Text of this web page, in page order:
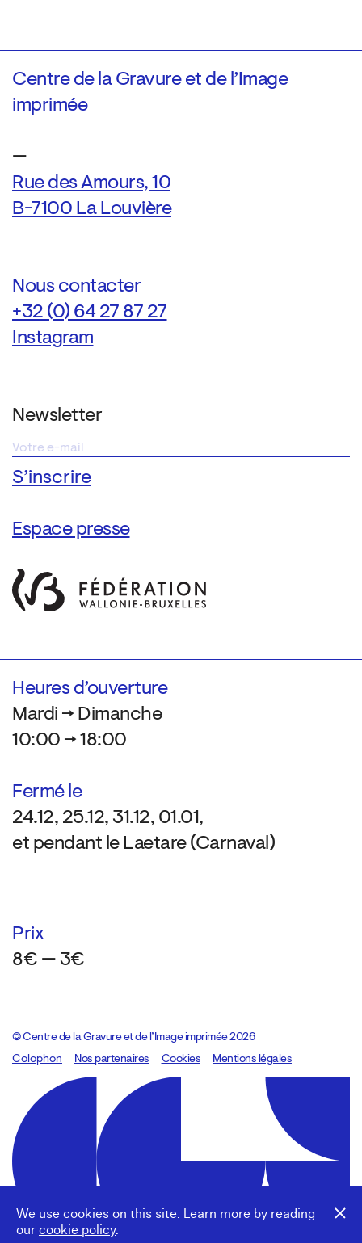
We use cookies on this site. Learn more by reading
our cookie policy.
Centre de la Gravure et de l’Image
imprimée
—
Rue des Amours, 10
B-7100 La Louvière
Nous contacter
+32 (0) 64 27 87 27
Instagram
Newsletter
Espace presse
Heures d’ouverture
Mardi → Dimanche
10:00 → 18:00
Fermé le
24.12, 25.12, 31.12, 01.01,
et pendant le Laetare (Carnaval)
Prix
8€ — 3€
© Centre de la Gravure et de l’Image imprimée 2026
Colophon
Design:Marcel Kaczmarek, code:8080.studio
Nos partenaires Cookies Mentions légales